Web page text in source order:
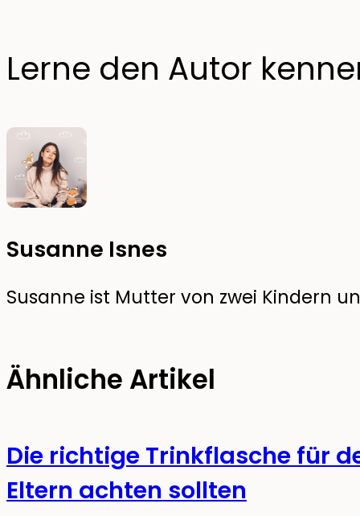
Lerne den Autor
Susanne Isnes
Susanne ist Mutter von zwei Kindern
Ähnliche Artikel
Die richtige Trinkflasche für
Eltern achten sollten